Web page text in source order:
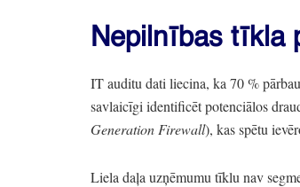
Nepilnības tīkla
IT auditu dati liecina, ka 70%
savlaicīgi identificēt potenciālos
Generation Firewall), kas spētu
Liela daļa uzņēmumu tīklu nav